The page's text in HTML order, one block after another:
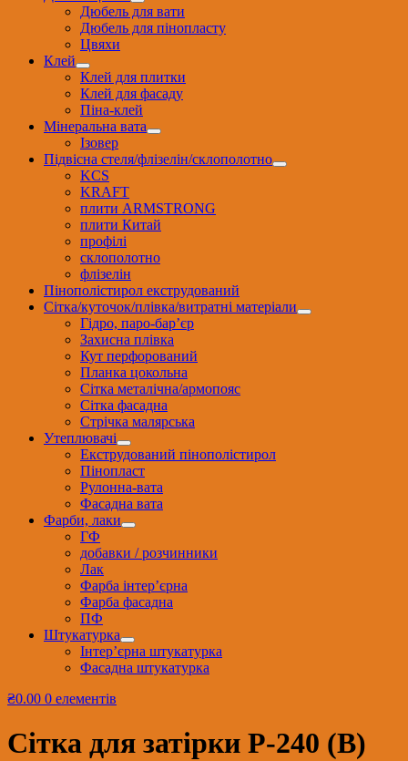
Дюбель для вати
Дюбель для пінопласту
Цвяхи
Клей
Клей для плитки
Клей для фасаду
Піна-клей
Мінеральна вата
Ізовер
Підвісна стеля/флізелін/склополотно
KCS
KRAFT
плити ARMSTRONG
плити Китай
профілі
склополотно
флізелін
Пінополістирол екструдований
Сітка/куточок/плівка/витратні матеріали
Гідро, паро-бар’єр
Захисна плівка
Кут перфорований
Планка цокольна
Сітка металічна/армопояс
Сітка фасадна
Стрічка малярська
Утеплювачі
Екструдований пінополістирол
Пінопласт
Рулонна-вата
Фасадна вата
Фарби, лаки
ГФ
добавки / розчинники
Лак
Фарба інтер’єрна
Фарба фасадна
ПФ
Штукатурка
Інтер’єрна штукатурка
Фасадна штукатурка
₴0.00 0 елементів
Сітка для затірки Р-240 (B)